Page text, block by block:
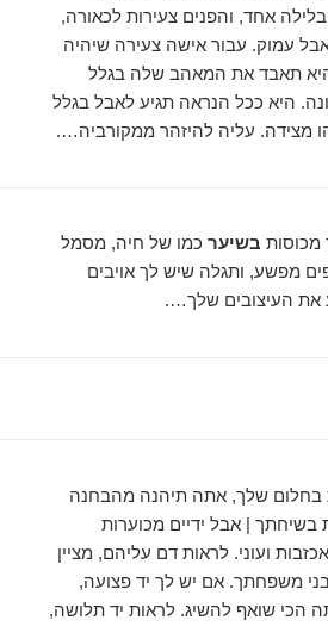
אחד, והפנים צעירות לכאורה,
עמוק. עבור אישה צעירה שיהיה
תאבד את המאהב שלה בגלל
היא ככל הנראה תגיע לאבל בגלל
מצידה. עליה להיזהר ממקורביה….
מכוסות בשיער כמו של חיה, מסמל
מפשע, ותגלה שיש לך אויבים
את העיצובים שלך….
בחלום שלך, אתה תיהנה מהבחנה
בשיחתך | אבל ידיים מכוערות
ועוני. לראות דם עליהם, מציין
בני משפחתך. אם יש לך יד פצועה,
הכי שואף להשיג. לראות יד תלושה,